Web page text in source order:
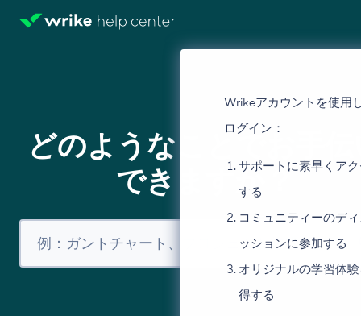
Wrikeアカウントを使用
ログイン：
サポートに素早くア
する
コミュニティーのデ
ッションに参加する
オリジナルの学習体
得する
どのようなことでお手
できますか？